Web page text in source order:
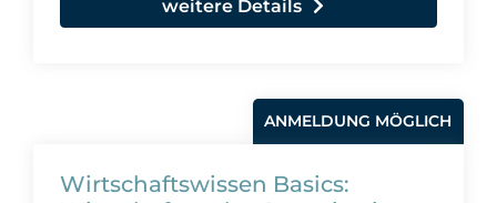
weitere Details
ANMELDUNG MÖGLICH
Wirtschaftswissen Basics: